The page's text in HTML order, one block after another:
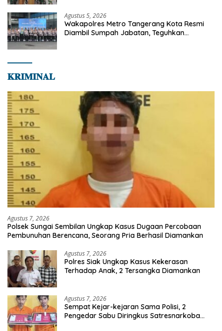
Agustus 5, 2026
Wakapolres Metro Tangerang Kota Resmi
Diambil Sumpah Jabatan, Teguhkan
𝐊𝐑𝐈𝐌𝐈𝐍𝐀𝐋
Agustus 7, 2026
Polsek Sungai Sembilan Ungkap Kasus Dugaan Percobaan
Pembunuhan Berencana, Seorang Pria Berhasil Diamankan
Agustus 7, 2026
Polres Siak Ungkap Kasus Kekerasan
Terhadap Anak, 2 Tersangka Diamankan
Agustus 7, 2026
Sempat Kejar-kejaran Sama Polisi, 2
Pengedar Sabu Diringkus Satresnarkoba